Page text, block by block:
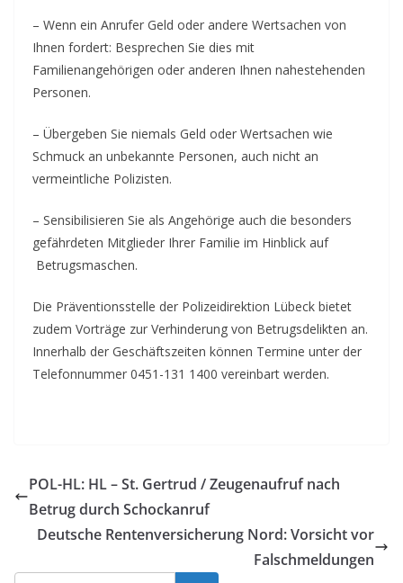
– Wenn ein Anrufer Geld oder andere Wertsachen von
Ihnen fordert: Besprechen Sie dies mit
Familienangehörigen oder anderen Ihnen nahestehenden
Personen.
– Übergeben Sie niemals Geld oder Wertsachen wie
Schmuck an unbekannte Personen, auch nicht an
vermeintliche Polizisten.
– Sensibilisieren Sie als Angehörige auch die besonders
gefährdeten Mitglieder Ihrer Familie im Hinblick auf
Betrugsmaschen.
Die Präventionsstelle der Polizeidirektion Lübeck bietet
zudem Vorträge zur Verhinderung von Betrugsdelikten an.
Innerhalb der Geschäftszeiten können Termine unter der
Telefonnummer 0451-131 1400 vereinbart werden.
POL-HL: HL – St. Gertrud / Zeugenaufruf nach
Betrug durch Schockanruf
Deutsche Rentenversicherung Nord: Vorsicht vor
Falschmeldungen